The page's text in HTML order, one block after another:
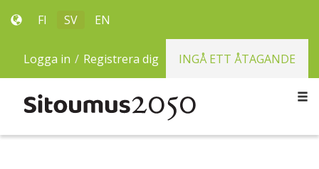
FI SV EN
Logga in / Registrera dig INGÅ ETT ÅTAGANDE